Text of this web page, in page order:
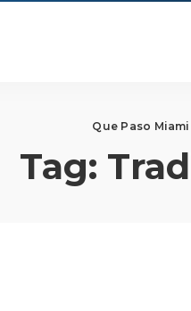
Que Paso Miami
Tag: